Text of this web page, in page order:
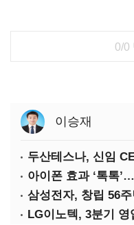
0/0
이승재
두산테스나, 신임
아이폰 효과 ‘톡톡
LG이노텍, 3분기